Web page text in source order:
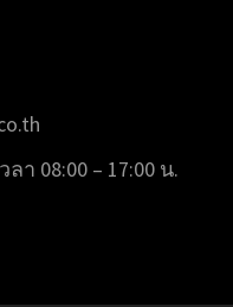
า 08:00 – 17:00 น.